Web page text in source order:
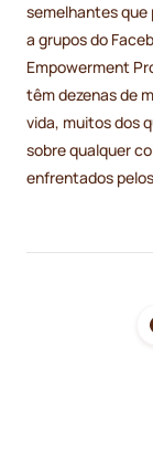
semelhantes
a grupos do
Empowerment
têm dezenas de
vida, muitos dos
sobre qualquer
enfrentados